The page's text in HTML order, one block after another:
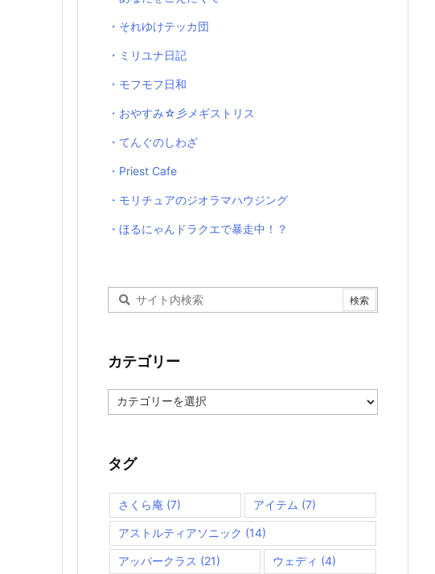
・それゆけテッカ団
・ミリユナ日記
・モフモフ日和
・おやすみ☆彡メギストリス
・てんぐのしわざ
・Priest Cafe
・モリチュアのジオラマハウジング
・ほるにゃんドラクエで暴走中！？
カテゴリー
テ
ー
タグ
さくら庵 (7) アイテム (7)
アストルティアソニック (14)
アッパークラス (21) ウェディ (4)